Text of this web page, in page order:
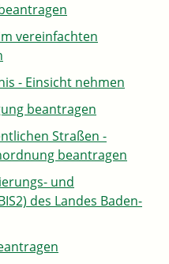
vereinfachten
- Einsicht nehmen
beantragen
Straßen -
beantragen
und
des Landes Baden-